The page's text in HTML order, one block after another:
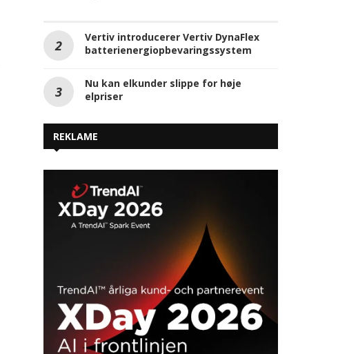
Vertiv introducerer Vertiv DynaFlex
batterienergiopbevaringssystem
Nu kan elkunder slippe for høje
elpriser
REKLAME